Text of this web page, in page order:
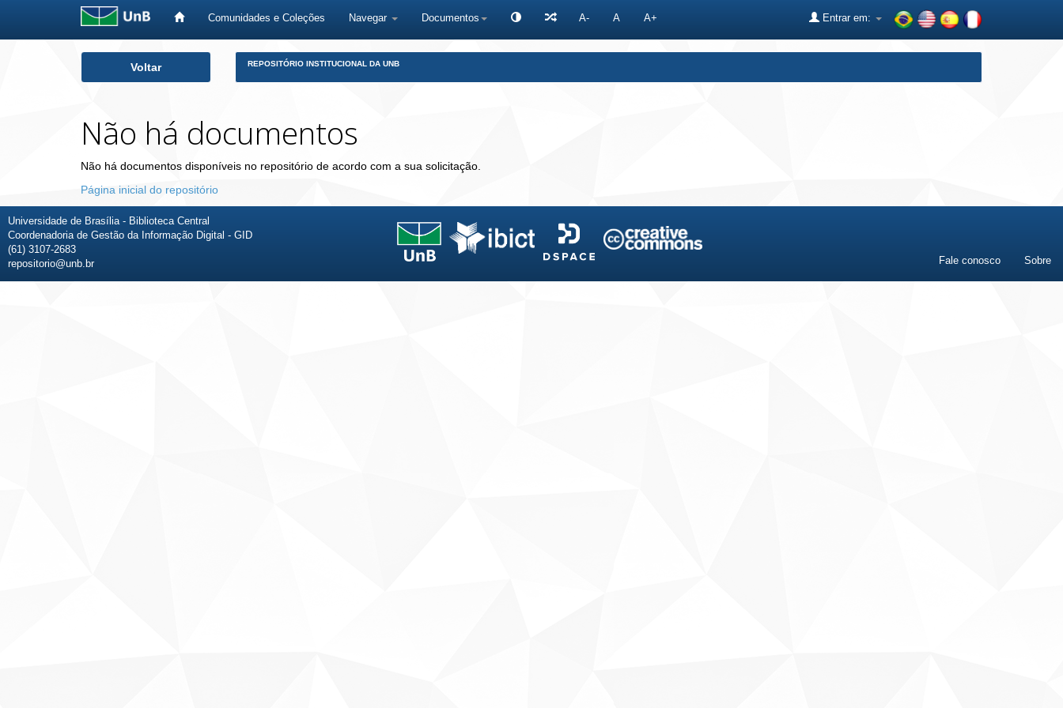
Comunidades e Coleções Navegar Documentos A- A A+ Entrar em:
Voltar REPOSITÓRIO INSTITUCIONAL DA UNB
Não há documentos
Não há documentos disponíveis no repositório de acordo com a sua solicitação.
Página inicial do repositório
Universidade de Brasília - Biblioteca Central
Coordenadoria de Gestão da Informação Digital - GID
(61) 3107-2683
repositorio@unb.br
Fale conosco Sobre